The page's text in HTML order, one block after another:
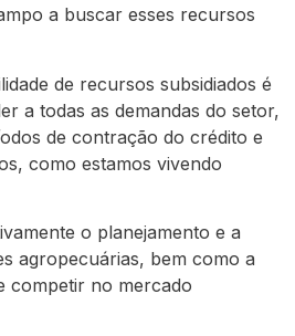
a buscar esses recursos
de recursos subsidiados é
a todas as demandas do setor,
de contração do crédito e
como estamos vivendo
o planejamento e a
agropecuárias, bem como a
competir no mercado